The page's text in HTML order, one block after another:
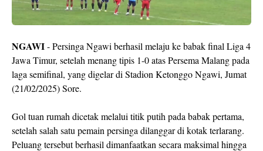
NGAWI- Persinga Ngawi berhasil melaju ke babak final Liga 4
Jawa Timur, setelah menang tipis 1-0 atas Persema Malang pada
laga semifinal, yang digelar di Stadion Ketonggo Ngawi, Jumat
(21/02/2025) Sore.
Gol tuan rumah dicetak melalui titik putih pada babak pertama,
setelah salah satu pemain persinga dilanggar di kotak terlarang.
Peluang tersebut berhasil dimanfaatkan secara maksimal hingga